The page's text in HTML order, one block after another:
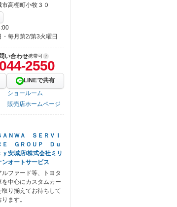
高棚町小牧３０
・毎月第2/第3火曜日
い合わせ携帯可
2550
LINEで共有
ショールーム
販売店ホームページ
ＡＮＷＡ ＳＥＲＶＩ
Ｅ ＧＲＯＵＰ Ｄｕ
ｙ安城店/株式会社ミリ
ンオートサービス
ルファード等、トヨタ
を中心にカスタムカー
取り揃えてお待ちして
ります。